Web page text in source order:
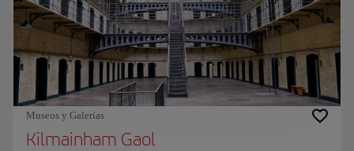
Museos y Galerías
Kilmainham Gaol